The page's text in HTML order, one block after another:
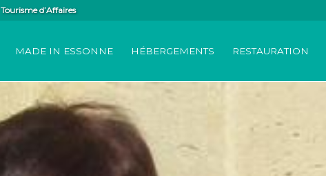
Tourisme d’Affaires
MADE IN ESSONNE HÉBERGEMENTS RESTAURATION